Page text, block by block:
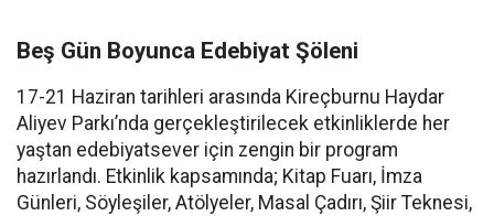
Beş Gün Boyunca Edebiyat Şöleni
17-21 Haziran tarihleri arasında Kireçburnu Haydar
Aliyev Parkı’nda gerçekleştirilecek etkinliklerde her
yaştan edebiyatsever için zengin bir program
hazırlandı. Etkinlik kapsamında; Kitap Fuarı, İmza
Günleri, Söyleşiler, Atölyeler, Masal Çadırı, Şiir Teknesi,